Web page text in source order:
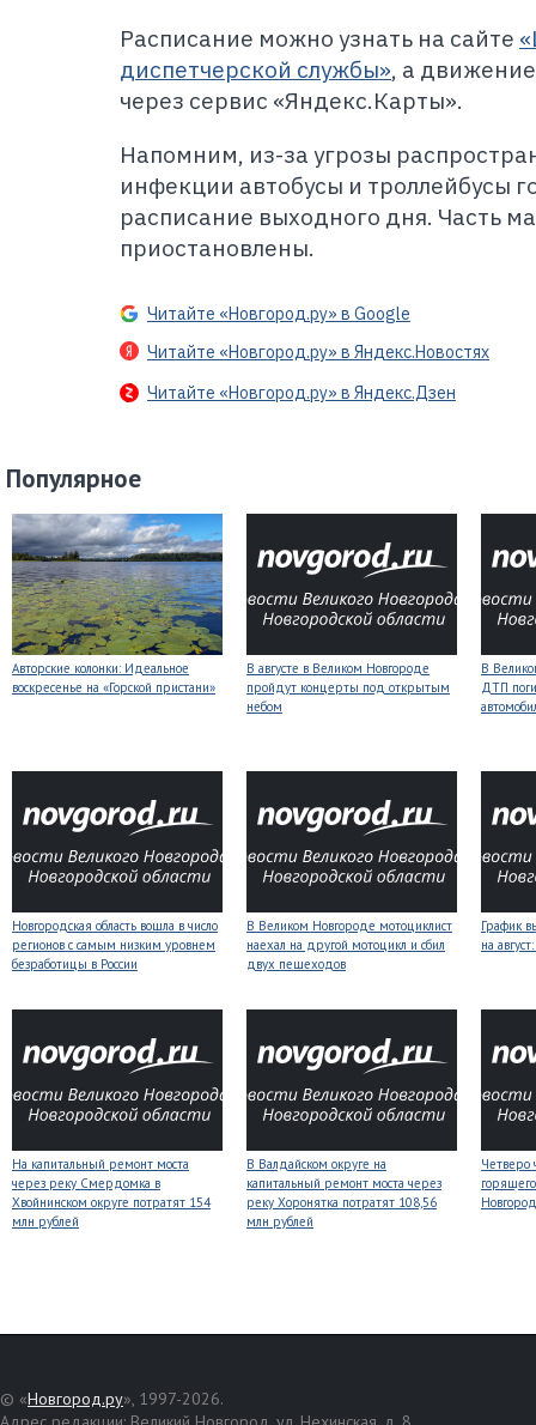
Расписание можно узнать на сайте
диспетчерской службы», а
через сервис «Яндекс.Карты».
Напомним, из-за угрозы
инфекции автобусы и троллейбусы
расписание выходного дня. Часть
приостановлены.
Читайте «Новгород.ру» в Google
Читайте «Новгород.ру» в Яндекс.Новостях
Читайте «Новгород.ру» в Яндекс.Дзен
Популярное
Авторские колонки: Идеальное
воскресенье на «Горской пристани»
В августе в Великом Новгороде
пройдут концерты под открытым
небом
В
ДТП
Новгородская область вошла в число
регионов с самым низким уровнем
безработицы в России
В Великом Новгороде мотоциклист
наехал на другой мотоцикл и сбил
двух пешеходов
График
на
На капитальный ремонт моста
через реку Смердомка в
Хвойнинском округе потратят 154
млн рублей
В Валдайском округе на
капитальный ремонт моста через
реку Хоронятка потратят 108,56
млн рублей
Четверо
© «Новгород.ру», 1997-2026.